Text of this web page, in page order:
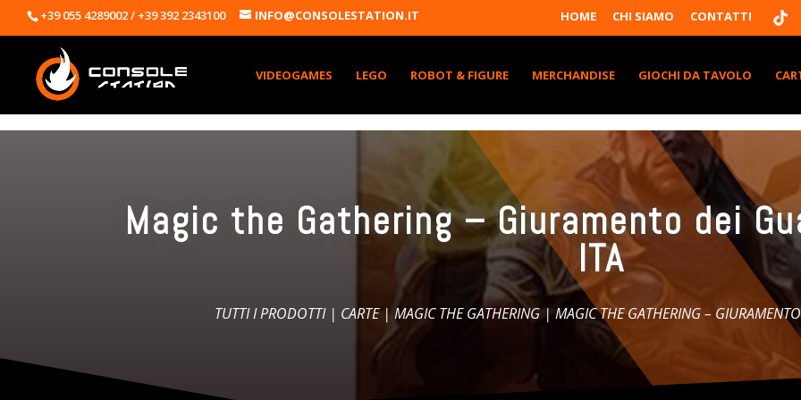
+39 055 4289002 / +39 392 2343100 INFO@CONSOLESTATION.IT HOME CHI SIAMO CONTATTI
K
K
VIDEOGAMES LEGO ROBOT & FIGURE MERCHANDISE GIOCHI DA TAVOLO
Magic the Gathering – Giuramento dei
ITA
TUTTI I PRODOTTI| CARTE| MAGIC THE GATHERING| MAGIC THE GATHERING –